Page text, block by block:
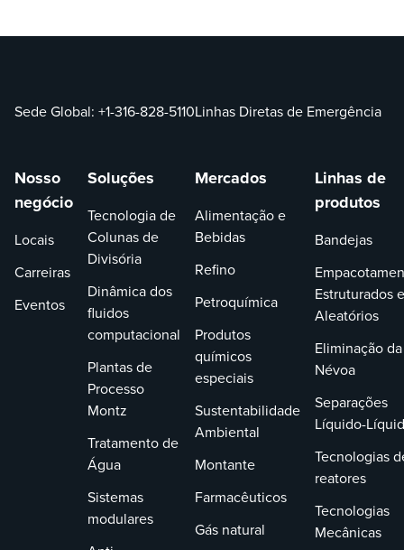
Sede Global: +1-316-828-5110Linhas Diretas de Emergência
Nosso
negócio
Locais
Carreiras
Eventos
Soluções
Tecnologia de
Colunas de
Divisória
Dinâmica dos
fluidos
computacional
Plantas de
Processo
Montz
Tratamento de
Água
Sistemas
modulares
Mercados
Alimentação e
Bebidas
Refino
Petroquímica
Produtos
químicos
especiais
Sustentabilidade
Ambiental
Montante
Farmacêuticos
Gás natural
Linhas de
produtos
Bandejas
Estruturados e
Aleatórios
Eliminação da
Névoa
Separações
Líquido-
Tecnologias
reatores
Tecnologias
Mecânicas